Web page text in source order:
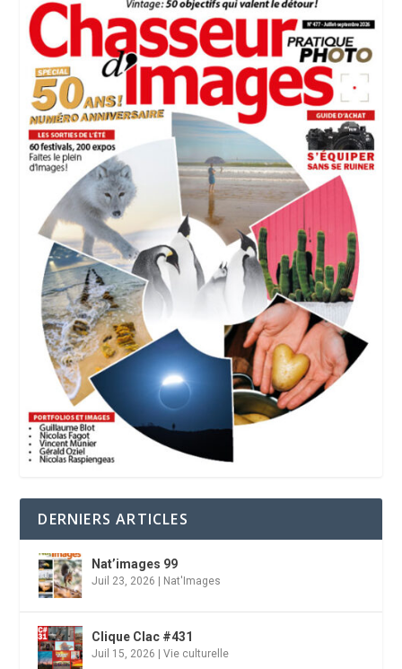
DERNIERS ARTICLES
Nat’images 99
Juil 23, 2026 Nat'Images
Clique Clac #431
Juil 15, 2026 |Vie culturelle